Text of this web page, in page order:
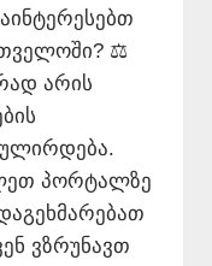
⚖️
არის
პორტალზე
ვზრუნავთ